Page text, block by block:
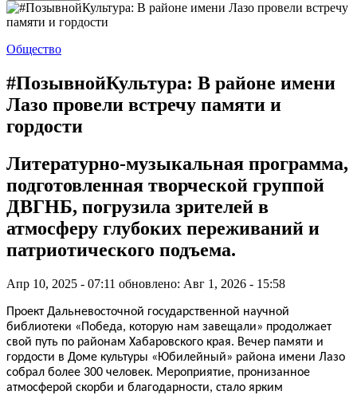
Общество
#ПозывнойКультура: В районе имени
Лазо провели встречу памяти и
гордости
Литературно-музыкальная программа,
подготовленная творческой группой
ДВГНБ, погрузила зрителей в
атмосферу глубоких переживаний и
патриотического подъема.
Апр 10, 2025 - 07:11 обновлено: Авг 1, 2026 - 15:58
Проект Дальневосточной государственной научной
библиотеки «Победа, которую нам завещали» продолжает
свой путь по районам Хабаровского края. Вечер памяти и
гордости в Доме культуры «Юбилейный» района имени Лазо
собрал более 300 человек. Мероприятие, пронизанное
атмосферой скорби и благодарности, стало ярким